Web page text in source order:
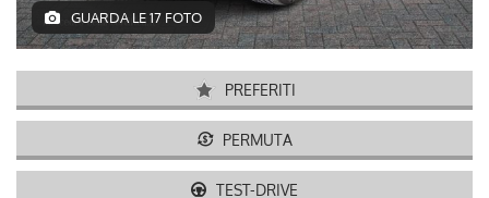
GUARDA LE 17 FOTO
PREFERITI
PERMUTA
TEST-DRIVE